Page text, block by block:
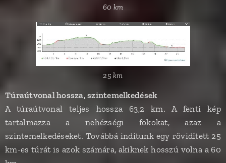
60 km
25 km
Túraútvonal hossza, szintemelkedések
A túraútvonal teljes hossza 63,2 km. A fenti kép
tartalmazza a nehézségi fokokat, azaz a
szintemelkedéseket. Továbbá indítunk egy rövidített 25
km-es túrát is azok számára, akiknek hosszú volna a 60